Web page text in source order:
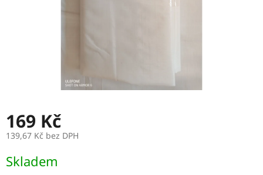
169 Kč
139,67 Kč bez DPH
cena:
Skladem